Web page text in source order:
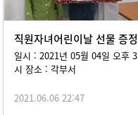
직원자녀어린이날 선물 증정
2021년05월04일
일시 : 2021년 05월 04일 오후 3
시 장소 : 각부서
2021.06.06 22:47